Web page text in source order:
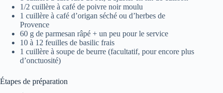
1/2 cuillère à café de poivre noir moulu
1 cuillère à café d’origan séché ou d’herbes de
Provence
60 g de parmesan râpé + un peu pour le service
10 à 12 feuilles de basilic frais
1 cuillère à soupe de beurre (facultatif, pour encore plus
d’onctuosité)
Étapes de préparation